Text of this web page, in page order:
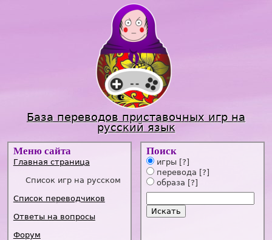
Jump to navigation
База переводов приставочных игр на
русский язык
Меню сайта
Главная страница
Список игр на русском
Список переводчиков
Ответы на вопросы
Форум
Поиск
игры [?]
перевода [?]
образа [?]